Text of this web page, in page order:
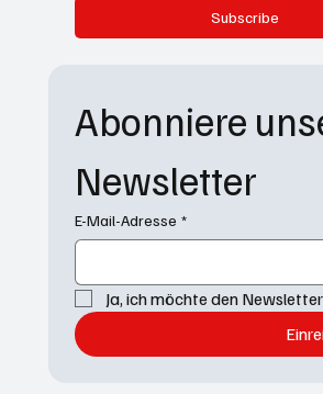
Subscribe
Abonniere
Newsletter
E-Mail-Adresse *
Ja, ich möchte den